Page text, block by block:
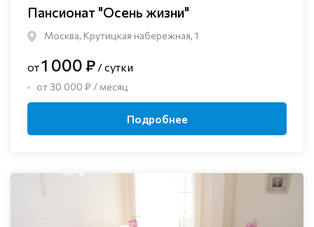
Пансионат "Осень жизни"
Москва, Крутицкая набережная, 1
от1 000 ₽ / сутки
от 30 000 ₽ / месяц
Подробнее